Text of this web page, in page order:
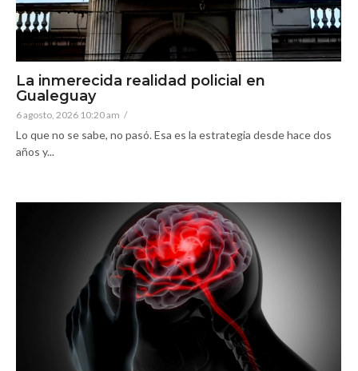
La inmerecida realidad policial en
Gualeguay
6 agosto, 2026 10:20 am /
Lo que no se sabe, no pasó. Esa es la estrategia desde hace dos
años y...